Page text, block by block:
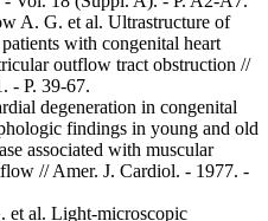
A. G. et al. Ultrastructure of
with congenital heart
outflow tract obstruction //
- P. 39-67.
degeneration in congenital
findings in young and old
associated with muscular
// Amer. J. Cardiol. - 1977. -
et al. Light-microscopic